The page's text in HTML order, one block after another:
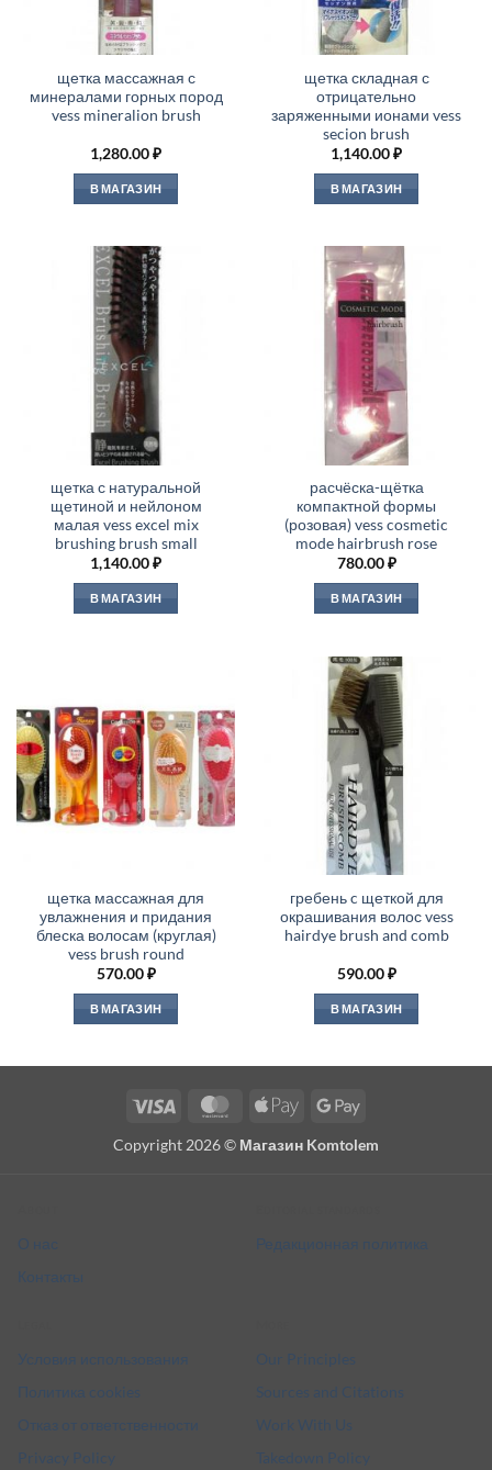
щетка массажная с
минералами горных пород
vess mineralion brush
1,280.00₽
В МАГАЗИН
щетка складная с
отрицательно
заряженными ионами vess
secion brush
1,140.00₽
В МАГАЗИН
щетка с натуральной
щетиной и нейлоном
малая vess excel mix
brushing brush small
1,140.00₽
В МАГАЗИН
расчёска-щётка
компактной формы
(розовая) vess cosmetic
mode hairbrush rose
780.00₽
В МАГАЗИН
щетка массажная для
увлажнения и придания
блеска волосам (круглая)
vess brush round
570.00₽
В МАГАЗИН
гребень c щеткой для
окрашивания волос vess
hairdye brush and comb
590.00₽
В МАГАЗИН
Visa MasterCardApple
Google
Copyright 2026 © Магазин Komtolem
О нас
Контакты
Редакционная политика
Условия использования
Политика cookies
Отказ от ответственности
Privacy Policy
Our Principles
Sources and Citations
Work With Us
Takedown Policy